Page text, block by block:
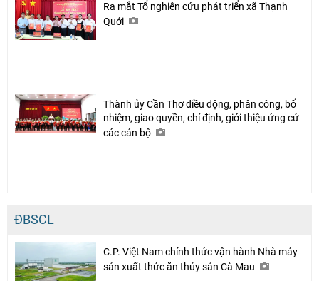
Ra mắt Tổ nghiên cứu phát triển xã Thạnh
Quới
Thành ủy Cần Thơ điều động, phân công, bổ
nhiệm, giao quyền, chỉ định, giới thiệu ứng cử
các cán bộ
ĐBSCL
C.P. Việt Nam chính thức vận hành Nhà máy
sản xuất thức ăn thủy sản Cà Mau